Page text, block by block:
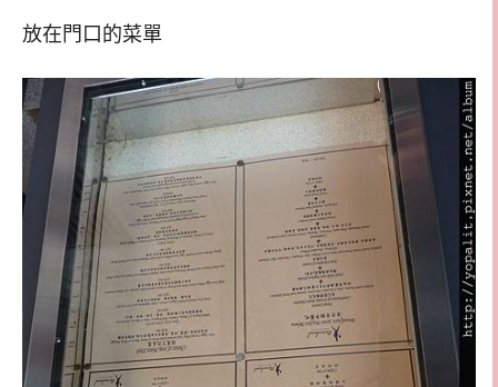
放在門口的菜單